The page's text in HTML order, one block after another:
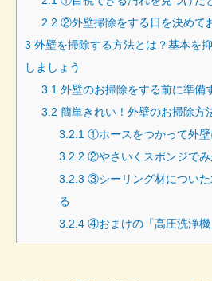
2.2 ②外壁掃除をする日を決めて
3 外壁を掃除する方法とは？基本を
しましょう
3.1 外壁のお掃除をする前に準備
3.2 簡単きれい！外壁のお掃除方
3.2.1 ①ホースをつかって外壁
3.2.2 ②やさいくスポンジでみ
3.2.3 ③シーリング材についた
る
3.2.4④おまけの「高圧洗浄機